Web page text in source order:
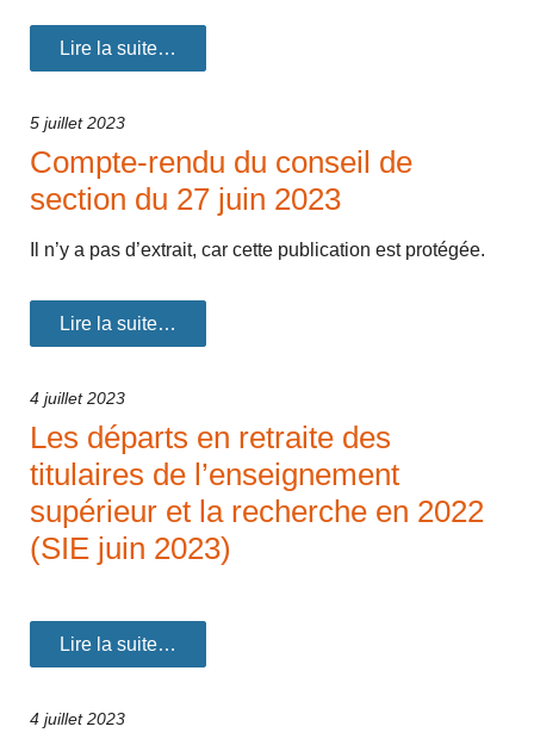
Lire la suite…
5 juillet 2023
Compte-rendu du conseil de
section du 27 juin 2023
Il n’y a pas d’extrait, car cette publication est protégée.
Lire la suite…
4 juillet 2023
Les départs en retraite des
titulaires de l’enseignement
supérieur et la recherche en 2022
(SIE juin 2023)
Lire la suite…
4 juillet 2023